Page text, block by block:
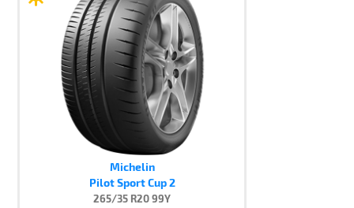
Michelin
Pilot Sport Cup 2
265/35 R20 99Y